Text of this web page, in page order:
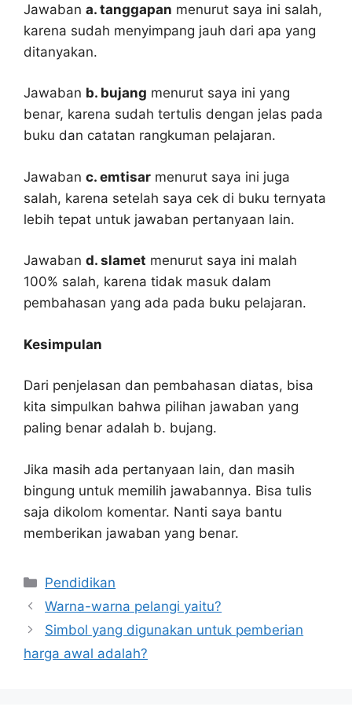
Jawaban a. tanggapan menurut saya ini salah,
karena sudah menyimpang jauh dari apa yang
ditanyakan.
Jawaban b. bujang menurut saya ini yang
benar, karena sudah tertulis dengan jelas pada
buku dan catatan rangkuman pelajaran.
Jawaban c. emtisar menurut saya ini juga
salah, karena setelah saya cek di buku ternyata
lebih tepat untuk jawaban pertanyaan lain.
Jawaban d. slamet menurut saya ini malah
100% salah, karena tidak masuk dalam
pembahasan yang ada pada buku pelajaran.
Kesimpulan
Dari penjelasan dan pembahasan diatas, bisa
kita simpulkan bahwa pilihan jawaban yang
paling benar adalah b. bujang.
Jika masih ada pertanyaan lain, dan masih
bingung untuk memilih jawabannya. Bisa tulis
saja dikolom komentar. Nanti saya bantu
memberikan jawaban yang benar.
Kategori
Pendidikan
Warna-warna pelangi yaitu?
Simbol yang digunakan untuk pemberian
harga awal adalah?